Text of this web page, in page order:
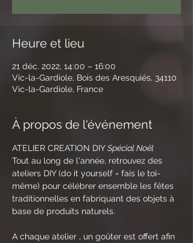
Heure et lieu
21 déc. 2022, 14:00 – 16:00
Vic-la-Gardiole, Bois des Aresquiés, 34110
Vic-la-Gardiole, France
À propos de l'événement
ATELIER CREATION DIY Spécial Noël
Tout au long de l'année, retrouvez des
ateliers DIY (do it yourself = fais le toi-
même) pour célébrer ensemble les fêtes
traditionnelles en fabriquant des objets à
base de produits naturels.
A chaque atelier , un goûter est offert afin